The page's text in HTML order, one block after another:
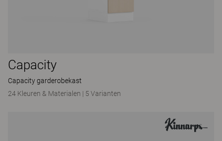
Capacity
Capacity garderobekast
24 Kleuren & Materialen | 5 Varianten